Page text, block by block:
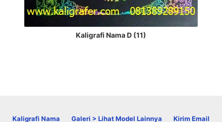
Kaligrafi Nama D (11)
Kaligrafi Nama Galeri > Lihat Model Lainnya Kirim Email